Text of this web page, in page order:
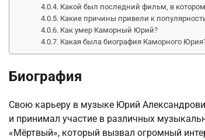
Какой был последний фильм, в
Какие причины привели к
Как умер Каморный Юрий?
Какая была биография Каморного
Биография
Свою карьеру в музыке Юрий
и принимал участие в различных
«Мёртвый», который вызвал огромный